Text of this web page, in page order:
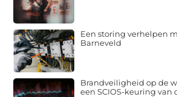
Een storing verhelpen
Barneveld
Brandveiligheid op de
een SCIOS-keuring van